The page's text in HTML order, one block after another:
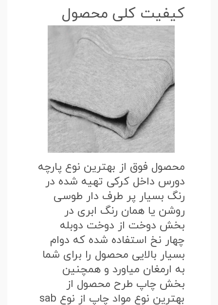
کیفیت کلی محصول
محصول فوق از بهترین نوع پارچه
دورس داخل کرکی تهیه شده در
رنگ بسیار پر طرف دار طوسی
روشن یا همان رنگ ابری در
بخش دوخت از دوخت دوبله
چهار نخ استفاده شده که دوام
بسیار بالایی محصول را برای شما
به ارمغان میاورد و همچنین
بخش چاپ طرح محصول از
بهترین نوع مواد چاپ از نوع sab